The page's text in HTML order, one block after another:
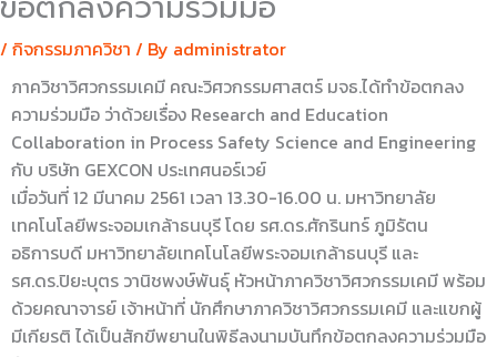
/ กิจกรรมภาควิชา / By administrator
ภาควิชาวิศวกรรมเคมี คณะวิศวกรรมศาสตร์ มจธ.ได้ทำข้อตกลง
ความร่วมมือ ว่าด้วยเรื่อง Research and Education
Collaboration in Process Safety Science and Engineering
กับ บริษัท GEXCON ประเทศนอร์เวย์
เมื่อวันที่ 12 มีนาคม 2561 เวลา 13.30-16.00 น. มหาวิทยาลัย
เทคโนโลยีพระจอมเกล้าธนบุรี โดย รศ.ดร.ศักรินทร์ ภูมิรัตน
อธิการบดี มหาวิทยาลัยเทคโนโลยีพระจอมเกล้าธนบุรี และ
รศ.ดร.ปิยะบุตร วานิชพงษ์พันธุ์ หัวหน้าภาควิชาวิศวกรรมเคมี พร้อม
ด้วยคณาจารย์ เจ้าหน้าที่ นักศึกษาภาควิชาวิศวกรรมเคมี และแขกผู้
มีเกียรติ ได้เป็นสักขีพยานในพิธีลงนามบันทึกข้อตกลงความร่วมมือ